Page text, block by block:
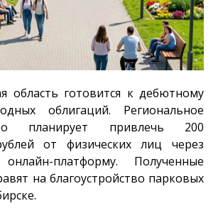
область готовится к дебютному
облигаций. Региональное
планирует привлечь 200
от физических лиц через
платформу. Полученные
на благоустройство парковых